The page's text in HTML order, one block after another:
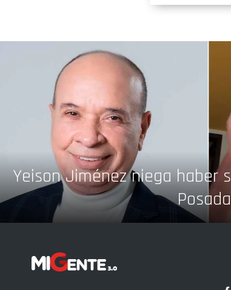
Yeison Jiménez niega haber
Posada